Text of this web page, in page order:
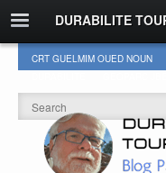
DURABILITE
CRT GUELMIM OUED NOUN